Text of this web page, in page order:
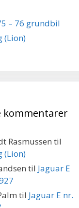
– 76 grundbil
(Lion)
kommentarer
Rasmussen til
(Lion)
til Jaguar E
til Jaguar E nr.